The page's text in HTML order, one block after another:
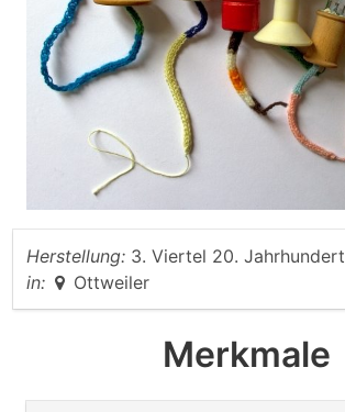
Herstellung: 3. Viertel 20. Jahrhundert
in:
Ottweiler
Merkmale